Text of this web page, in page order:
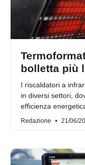
bolletta più
I riscaldatori a
in diversi settori,
efficienza
Redazione 21/06/